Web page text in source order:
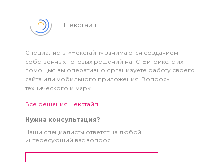
Настройка дизайна. Мы сделали удобную панель в
цвет, положение блоков на сайте, их отключение
или включение, вид карточки товара.
Слайдер в шапке. Загружайте баннеры больших
размеров и добавляйте кнопку с призывом перейти
в каталог или оформить обратный звонок. Настройте
автоматическую прокрутку слайдера, задав нужный
интервал.
Некстайп
Специалисты «Некстайп» занимаются созданием
собственных готовых решений на 1С-Битрикс: с их
помощью вы оперативно организуете работу своего
сайта или мобильного приложения. Вопросы
технического и марк...
Все решения Некстайп
Нужна консультация?
Наши специалисты ответят на любой
интересующий вас вопрос